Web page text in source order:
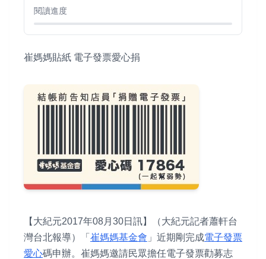
崔媽媽貼紙 電子發票愛心捐
【大紀元2017年08月30日訊】（大紀元記者蕭軒台
灣台北報導）「 崔媽媽基金會 」近期剛完成電子發票
愛心碼申辦。崔媽媽邀請民眾擔任電子發票勸募志
閱讀進度